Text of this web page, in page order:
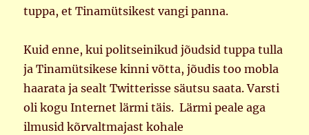
tuppa, et Tinamütsikest vangi panna.
Kuid enne, kui politseinikud jõudsid tuppa tulla
ja Tinamütsikese kinni võtta, jõudis too mobla
haarata ja sealt Twitterisse säutsu saata. Varsti
oli kogu Internet lärmi täis. Lärmi peale aga
ilmusid kõrvaltmajast kohale